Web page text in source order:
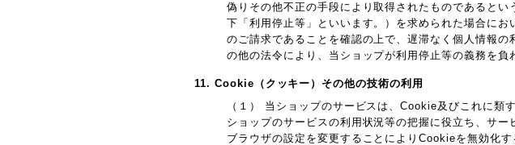
偽りその他不正の手段により取得されたものであると
下「利用停止等」といいます。）を求められた場合に
のご請求であることを確認の上で、遅滞なく個人情報
の他の法令により、当ショップが利用停止等の義務を負
11. Cookie（クッキー）その他の技術の利用
（１） 当ショップのサービスは、Cookie及びこれに類
ショップのサービスの利用状況等の把握に役立ち、サ
ブラウザの設定を変更することによりCookieを無効化